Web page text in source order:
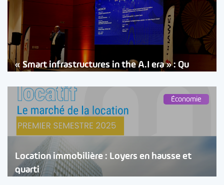
« Smart infrastructures in the A.I era » : Qu
Économie
Location immobilière : Loyers en hausse et
quarti